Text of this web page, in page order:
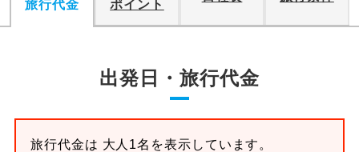
旅行代金
ポイント
出発日・旅行代金
旅行代金は 大人1名を表示しています。